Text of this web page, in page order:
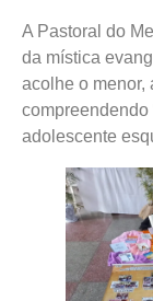
A Pastoral do
da mística
acolhe o menor,
compreendendo
adolescente